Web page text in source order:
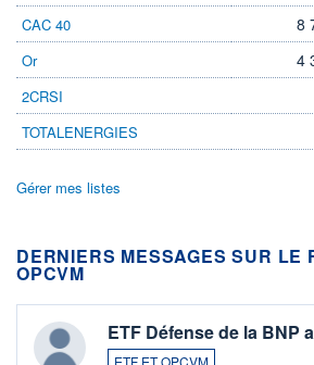
CAC 40 8
Or 4
2CRSI
TOTALENERGIES
Gérer mes listes
DERNIERS MESSAGES SUR LE
OPCVM
ETF Défense de la BNP
ETF ET OPCVM